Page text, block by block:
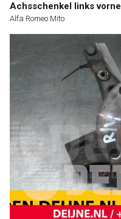
Achsschenkel links vorne
Alfa Romeo Mito